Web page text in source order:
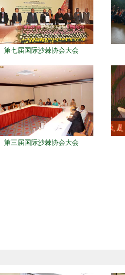
第七届国际沙棘协会大会
第三届国际沙棘协会大会